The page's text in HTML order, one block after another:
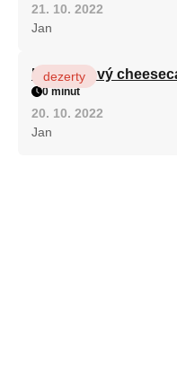
21. 10. 2022
Jan
Karamelový
dezerty
0 minut
20. 10. 2022
Jan